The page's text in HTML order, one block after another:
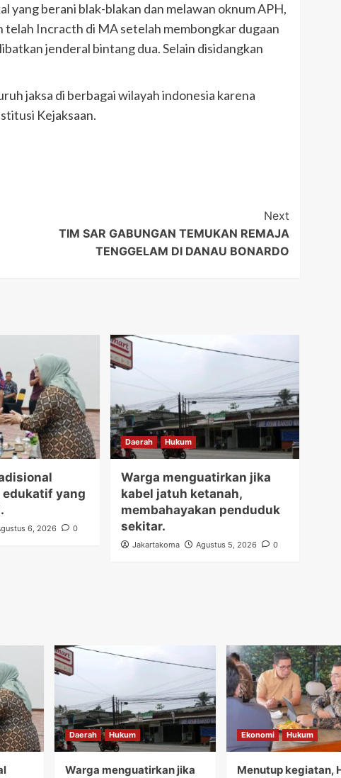
yang berani blak-blakan dan melawan oknum APH,
telah Incracth di MA setelah membongkar dugaan
jenderal bintang dua. Selain disidangkan
jaksa di berbagai wilayah indonesia karena
Kejaksaan.
Next
TIM SAR GABUNGAN TEMUKAN REMAJA
TENGGELAM DI DANAU BONARDO
yang
6, 2026 0
Daerah Hukum
Warga menguatirkan jika
kabel jatuh ketanah,
membahayakan penduduk
sekitar.
Jakartakoma Agustus 5, 2026 0
Daerah Hukum
Warga menguatirkan jika
Ekonomi Hukum
Menutup kegiatan,